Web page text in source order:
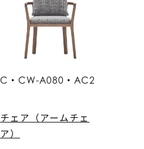
C・CW-A080・AC2
チェア（アームチェ
ア）